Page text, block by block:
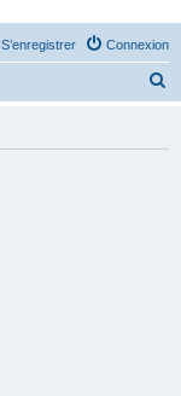
Connexion
S’enregistrer